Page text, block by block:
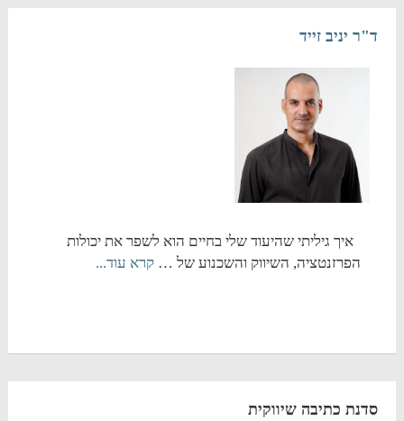
ד"ר יניב זייד
איך גיליתי שהיעוד שלי בחיים הוא לשפר את יכולות
הפרזנטציה, השיווק והשכנוע של … קרא עוד...
סדנת כתיבה שיווקית